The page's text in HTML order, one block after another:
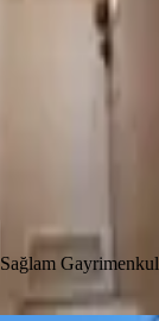
Sağlam Gayrimenkul